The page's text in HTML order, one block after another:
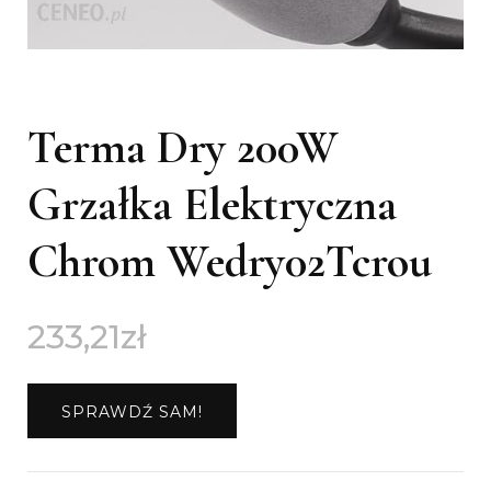
Terma Dry 200W
Grzałka Elektryczna
Chrom Wedry02Tcrou
233,21zł
SPRAWDŹ SAM!